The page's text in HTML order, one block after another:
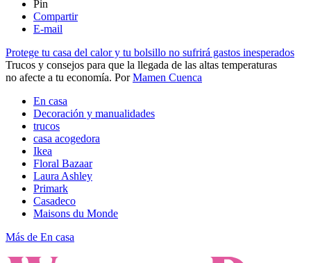
Pin
Compartir
E-mail
Protege tu casa del calor y tu bolsillo no sufrirá gastos inesperados
Trucos y consejos para que la llegada de las altas temperaturas
no afecte a tu economía​. PorMamen Cuenca
En casa
Decoración y manualidades
trucos
casa acogedora
Ikea
Floral Bazaar
Laura Ashley
Primark
Casadeco
Maisons du Monde
Más de En casa